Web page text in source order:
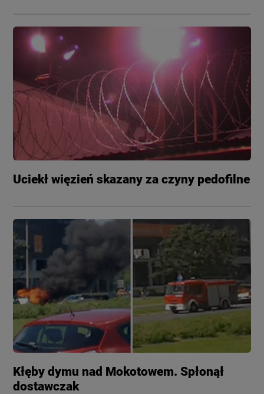
Uciekł więzień skazany za czyny pedofilne
Kłęby dymu nad Mokotowem. Spłonął
dostawczak